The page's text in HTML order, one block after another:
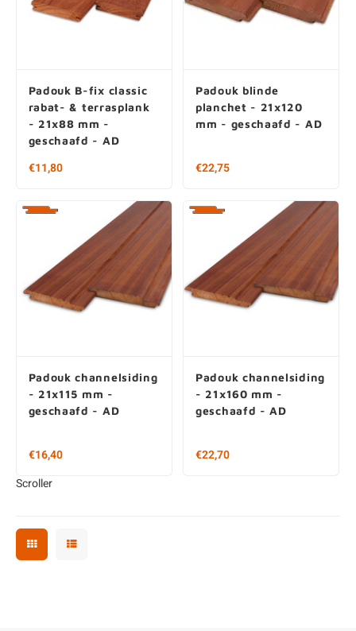
Padouk B-fix classic
rabat- & terrasplank
- 21x88 mm -
geschaafd - AD
€11,80
Padouk blinde
planchet - 21x120
mm - geschaafd - AD
€22,75
Padouk channelsiding
- 21x115 mm -
geschaafd - AD
€16,40
Padouk channelsiding
- 21x160 mm -
geschaafd - AD
€22,70
Scroller